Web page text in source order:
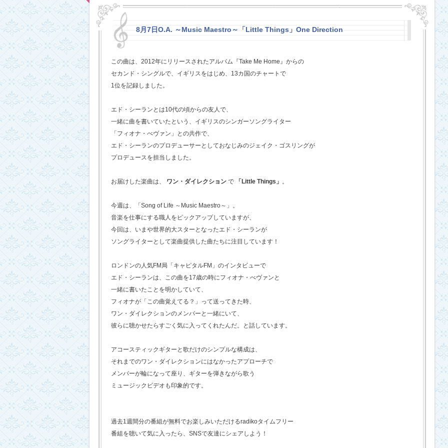
8月7日O.A. ～Music Maestro～「Little Things」One Direction
この曲は、2012年にリリースされたアルバム『Take Me Home』からの
セカンド・シングルで、イギリスをはじめ、13カ国のチャートで
1位を記録しました。
エド・シーランとは10代の頃からの友人で、
一緒に曲を書いていたという、イギリスのシンガーソングライター
「フィオナ・べヴァン」との共作で、
エド・シーランのプロデューサーとしておなじみのジェイク・ゴスリングが
プロデュースを担当しました。
お届けした楽曲は、 ワン・ダイレクション で 「Little Things」 。
今週は、「Song of Life ～Music Maestro～」。
音楽を仕事にする職人をピックアップしていますが、
今回は、いまや世界的大スターとなったエド・シーランが
ソングライターとして楽曲提供した曲たちに注目しています！
ロンドンの人気FM局「キャピタルFM」のインタビューで
エド・シーランは、この曲を17歳の時にフィオナ・べヴァンと
一緒に書いたことを明かしていて、
フィオナが「この曲覚えてる？」って送ってきた時、
ワン・ダイレクションのメンバーと一緒にいて、
彼らに聴かせたらすごく気に入ってくれたんだ。と話しています。
アコースティックギターと歌だけのシンプルな構成は、
それまでのワン・ダイレクションにはなかったアプローチで
メンバーが輪になって座り、ギターを弾きながら歌う
ミュージックビデオも印象的です。
過去1週間分の番組が無料でお楽しみいただけるradikoタイムフリー
番組を聴いて気に入ったら、SNSで友達にシェアしよう！